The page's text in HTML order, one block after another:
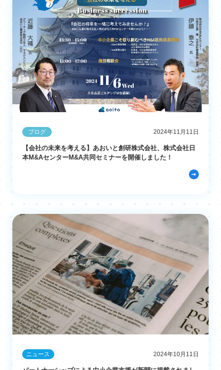
ブログ 2024年11月11日
【会社の未来を考える】あおいと創研株式会社、株式会社日
本M&AセンターM&A共同セミナーを開催しました！
ニュース 2024年10月11日